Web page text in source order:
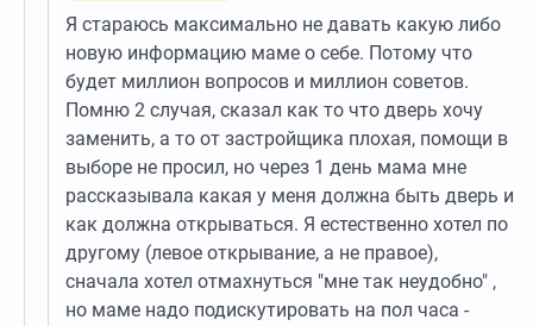
Я стараюсь максимально не давать какую либо
новую информацию маме о себе. Потому что
будет миллион вопросов и миллион советов.
Помню 2 случая, сказал как то что дверь хочу
заменить, а то от застройщика плохая, помощи в
выборе не просил, но через 1 день мама мне
рассказывала какая у меня должна быть дверь и
как должна открываться. Я естественно хотел по
другому (левое открывание, а не правое),
сначала хотел отмахнуться "мне так неудобно" ,
но маме надо подискутировать на пол часа -